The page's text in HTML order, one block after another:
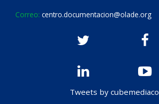
Correo: centro.documentacion@olade.org
Tweets by cubemediaco